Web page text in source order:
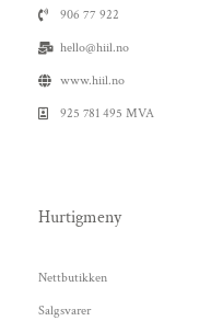
906 77 922
hello@hiil.no
www.hiil.no
925 781 495 MVA
Hurtigmeny
Nettbutikken
Salgsvarer